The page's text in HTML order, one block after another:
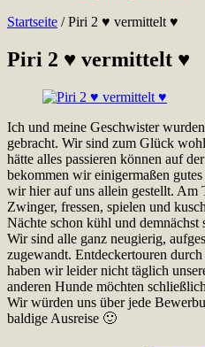
Startseite /Piri 2 ♥ vermittelt ♥
Piri 2 ♥ vermittelt ♥
Ich und meine Geschwister
gebracht. Wir sind zum Glück
hätte alles passieren können auf
bekommen wir einigermaßen
wir hier auf uns allein gestellt. Am
Zwinger, fressen, spielen und
Nächte schon kühl und demnächst
Wir sind alle ganz neugierig,
zugewandt. Entdeckertouren
haben wir leider nicht täglich
anderen Hunde möchten
Wir würden uns über jede
baldige Ausreise 🙂